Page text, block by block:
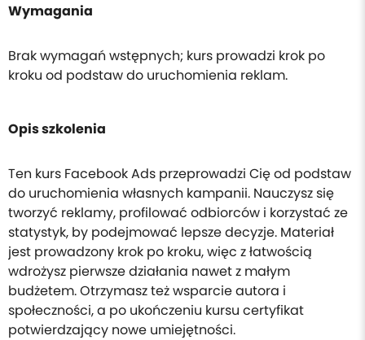
Wymagania
Brak wymagań wstępnych; kurs prowadzi krok po
kroku od podstaw do uruchomienia reklam.
Opis szkolenia
Ten kurs Facebook Ads przeprowadzi Cię od podstaw
do uruchomienia własnych kampanii. Nauczysz się
tworzyć reklamy, profilować odbiorców i korzystać ze
statystyk, by podejmować lepsze decyzje. Materiał
jest prowadzony krok po kroku, więc z łatwością
wdrożysz pierwsze działania nawet z małym
budżetem. Otrzymasz też wsparcie autora i
społeczności, a po ukończeniu kursu certyfikat
potwierdzający nowe umiejętności.